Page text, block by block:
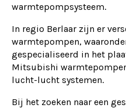
warmtepompsysteem.
In regio Berlaar zijn er
warmtepompen,
gespecialiseerd in het
Mitsubishi
lucht-lucht systemen.
Bij het zoeken naar een